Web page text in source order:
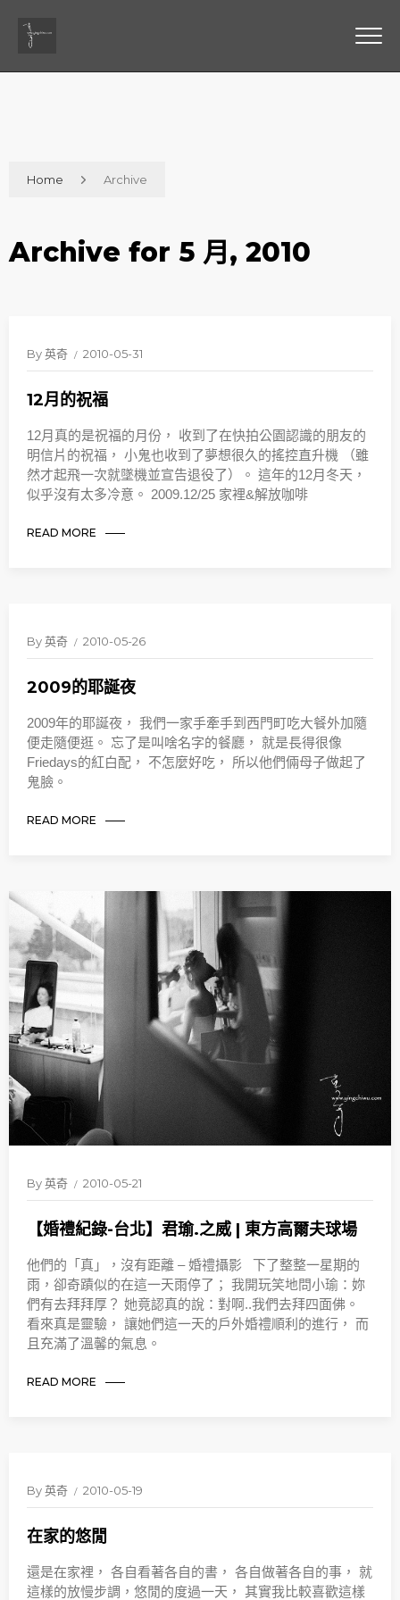
Home Archive
Archive for 5 月, 2010
By英奇 2010-05-31
12月的祝福
12月真的是祝福的月份， 收到了在快拍公園認識的朋友的
明信片的祝福， 小鬼也收到了夢想很久的搖控直升機 （雖
然才起飛一次就墜機並宣告退役了）。 這年的12月冬天，
似乎沒有太多冷意。 2009.12/25 家裡&解放咖啡
READ MORE
By英奇 2010-05-26
2009的耶誕夜
2009年的耶誕夜， 我們一家手牽手到西門町吃大餐外加隨
便走隨便逛。 忘了是叫啥名字的餐廳， 就是長得很像
Friedays的紅白配， 不怎麼好吃， 所以他們倆母子做起了
鬼臉。
READ MORE
By英奇 2010-05-21
【婚禮紀錄-台北】君瑜.之威 | 東方高爾夫球場
他們的「真」，沒有距離 – 婚禮攝影 下了整整一星期的
雨，卻奇蹟似的在這一天雨停了； 我開玩笑地問小瑜：妳
們有去拜拜厚？ 她竟認真的說：對啊..我們去拜四面佛。
看來真是靈驗， 讓她們這一天的戶外婚禮順利的進行， 而
且充滿了溫馨的氣息。
READ MORE
By英奇 2010-05-19
在家的悠閒
還是在家裡， 各自看著各自的書， 各自做著各自的事， 就
這樣的放慢步調，悠閒的度過一天， 其實我比較喜歡這樣